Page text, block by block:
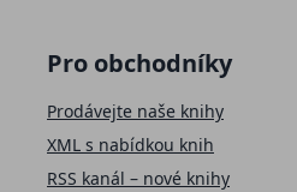
Pro obchodníky
Prodávejte naše knihy
XML s nabídkou knih
RSS kanál – nové knihy